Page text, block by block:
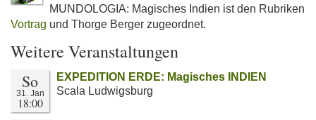
MUNDOLOGIA: Magisches Indien ist den Rubriken
Vortrag und Thorge Berger zugeordnet.
Weitere Veranstaltungen
So
31. Jan
18:00
EXPEDITION ERDE: Magisches INDIEN
Scala Ludwigsburg